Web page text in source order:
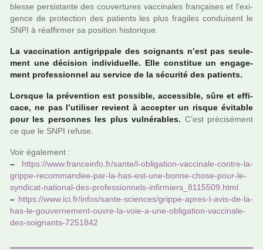
blesse per­sis­tante des cou­ver­tu­res vac­ci­na­les fran­çai­ses et l’exi­
gence de pro­tec­tion des patients les plus fra­gi­les condui­sent le
SNPI à réaf­fir­mer sa posi­tion his­to­ri­que.
La vac­ci­na­tion anti­grip­pale des soi­gnants n’est pas seu­le­
ment une déci­sion indi­vi­duelle. Elle cons­ti­tue un enga­ge­
ment pro­fes­sion­nel au ser­vice de la sécu­rité des patients.
Lorsque la pré­ven­tion est pos­si­ble, acces­si­ble, sûre et effi­
cace, ne pas l’uti­li­ser revient à accep­ter un risque évitable
pour les per­son­nes les plus vul­né­ra­bles. C’est pré­ci­sé­ment
ce que le SNPI refuse.
Voir également :
–
https://www.fran­ceinfo.fr/sante/l-obli­ga­tion-vac­ci­nale-contre-la-
grippe-recom­man­dee-par-la-has-est-une-bonne-chose-pour-le-
syn­di­cat-natio­nal-des-pro­fes­sion­nels-infir­miers_8115509.html
– https://www.ici.fr/infos/sante-scien­ces/grippe-apres-l-avis-de-la-
has-le-gou­ver­ne­ment-ouvre-la-voie-a-une-obli­ga­tion-vac­ci­nale-
des-soi­gnants-7251842